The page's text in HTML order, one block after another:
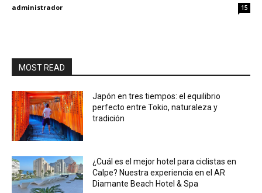
administrador 15
MOST READ
Japón en tres tiempos: el equilibrio
perfecto entre Tokio, naturaleza y
tradición
¿Cuál es el mejor hotel para ciclistas en
Calpe? Nuestra experiencia en el AR
Diamante Beach Hotel & Spa